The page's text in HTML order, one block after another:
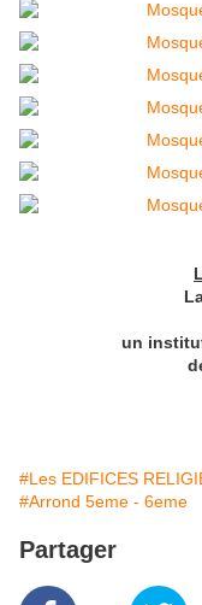
un
#Les EDIFICES
#Arrond 5eme - 6eme
Partager